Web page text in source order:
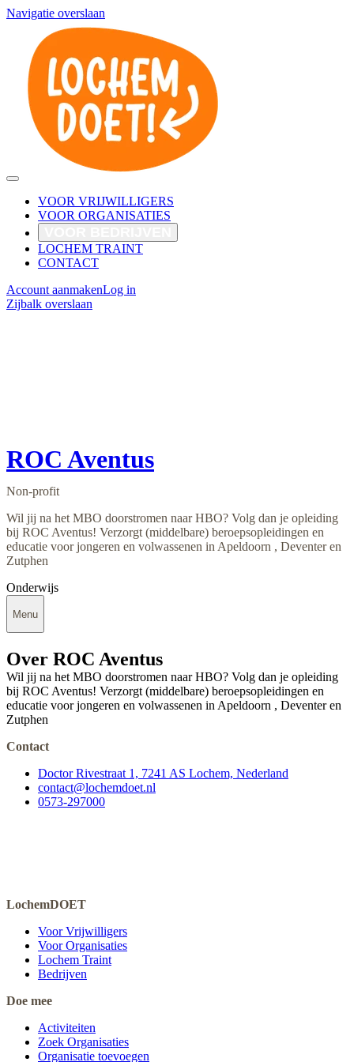
Navigatie overslaan
VOOR VRIJWILLIGERS
VOOR ORGANISATIES
LOCHEM TRAINT
CONTACT
Account aanmakenLog in
Zijbalk overslaan
ROC Aventus
Non-profit
Wil jij na het MBO doorstromen naar HBO? Volg dan je opleiding
bij ROC Aventus! Verzorgt (middelbare) beroepsopleidingen en
educatie voor jongeren en volwassenen in Apeldoorn , Deventer en
Zutphen
Onderwijs
Menu
Over ROC Aventus
Wil jij na het MBO doorstromen naar HBO? Volg dan je opleiding
bij ROC Aventus! Verzorgt (middelbare) beroepsopleidingen en
educatie voor jongeren en volwassenen in Apeldoorn , Deventer en
Zutphen
Contact
Doctor Rivestraat 1, 7241 AS Lochem, Nederland
contact@lochemdoet.nl
0573-297000
LochemDOET
Voor Vrijwilligers
Voor Organisaties
Lochem Traint
Bedrijven
Doe mee
Activiteiten
Zoek Organisaties
Organisatie toevoegen